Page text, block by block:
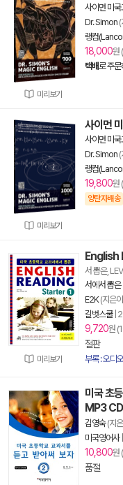
미리보기
사이먼 미
Dr. Simon
랭컴
18,000원
택배로 주문
미리보기
사이먼
사이먼 미
Dr. Simon
랭컴
19,800원
양탄자배송
미리보기
English
서 뽑은,
서에서 뽑은
E2K(지은
길벗스쿨|
9,720원
절판
부록 : 오디
미국 초
MP3
김영숙(지
미국영어사|
10,800원
품절